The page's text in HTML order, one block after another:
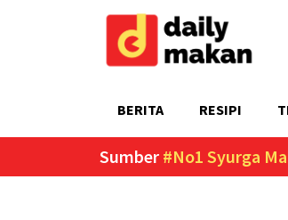
BERITA RESIPI
Sumber #No1 Syurga